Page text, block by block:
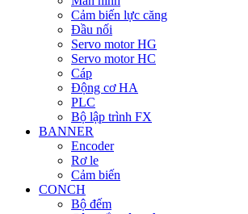
Cảm biến lực căng
Đầu nối
Servo motor HG
Servo motor HC
Cáp
Động cơ HA
PLC
Bộ lập trình FX
BANNER
Encoder
Rơ le
Cảm biến
CONCH
Bộ đếm